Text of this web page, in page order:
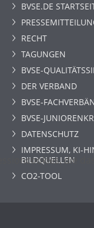
BVSE.DE
RECHT
TAGUNGEN
BVSE-
DER VERBAND
BVSE-
BVSE-
DATENSCHUTZ
IMPRESSUM, KI-
BILDQUELLEN
CO2-TOOL
die